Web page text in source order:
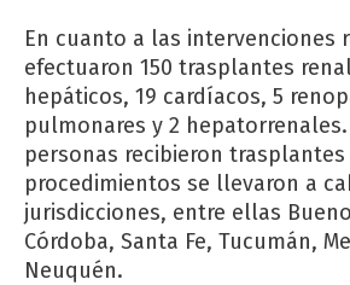
En cuanto a las intervenciones
efectuaron 150 trasplantes
hepáticos, 19 cardíacos, 5
pulmonares y 2 hepatorrenales.
personas recibieron
procedimientos se llevaron a
jurisdicciones, entre ellas
Córdoba, Santa Fe, Tucumán,
Neuquén.